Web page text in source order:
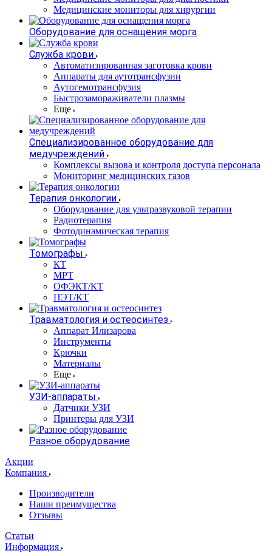
Медицинские мониторы для хирургии
Оборудование для оснащения морга
Служба крови
Автоматизированная заготовка крови
Аппараты для аутотрансфузии
Аутогемотрансфузия
Быстрозамораживатели плазмы
Еще
Специализированное оборудование для
медучреждений
Комплексы вызова и контроля доступа персонала
Мониторинг медицинских газов
Терапия онкологии
Оборудование для ультразвуковой терапии
Радиотерапия
Фотодинамическая терапия
Томографы
КТ
МРТ
ОФЭКТ/КТ
ПЭТ/КТ
Травматология и остеосинтез
Аппарат Илизарова
Инструменты
Крючки
Материалы
Еще
УЗИ-аппараты
Датчики УЗИ
Принтеры для УЗИ
Разное оборудование
Акции
Компания
Производители
Наши преимущества
Отзывы
Статьи
Информация